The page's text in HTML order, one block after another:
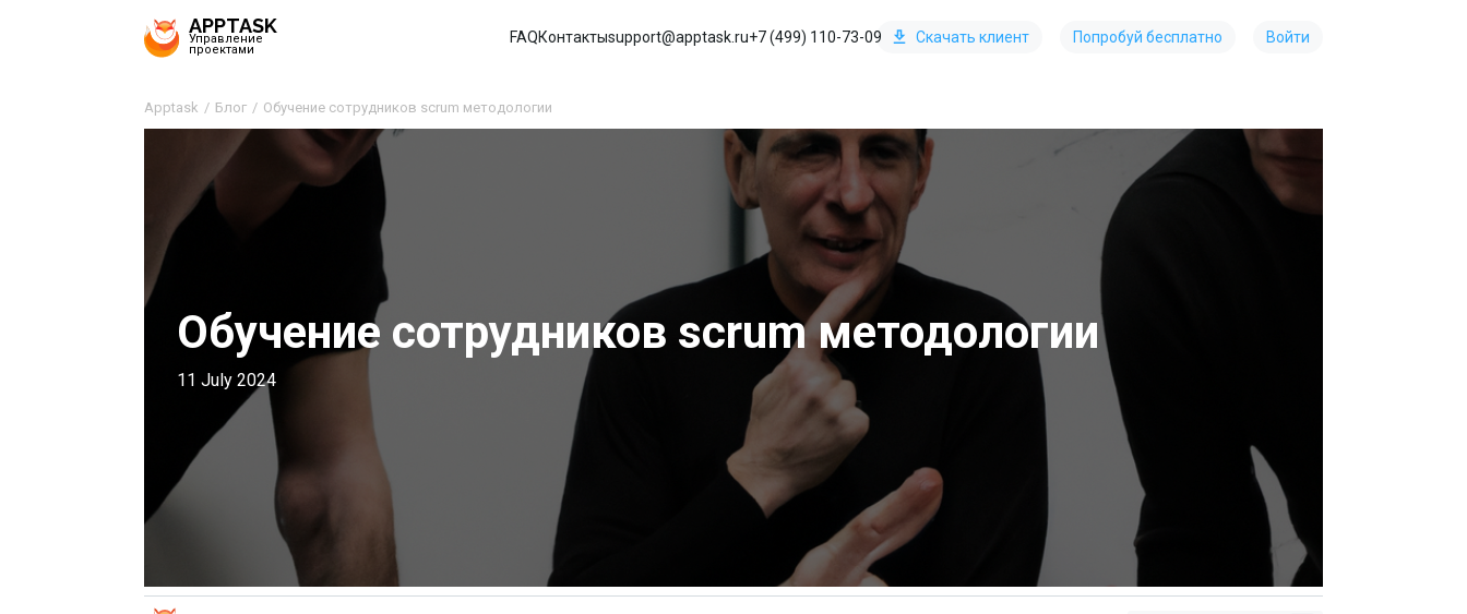
APPTASK
Управление
проектами
FAQКонтактыsupport@apptask.ru+7 (499) 110-73-09 Скачать клиент Попробуй бесплатно Войти
Apptask Блог Обучение сотрудников scrum методологии
Обучение сотрудников scrum методологии
11 July 2024